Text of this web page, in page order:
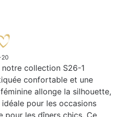
20
collection S26-1
confortable et une
allonge la silhouette,
pour les occasions
pour les dîners chics. Ce